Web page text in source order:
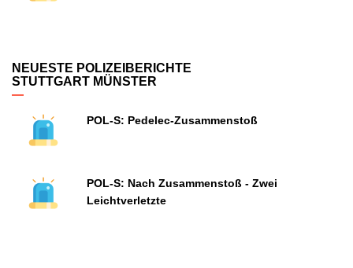
NEUESTE POLIZEIBERICHTE
STUTTGART MÜNSTER
POL-S: Pedelec-Zusammenstoß
POL-S: Nach Zusammenstoß - Zwei
Leichtverletzte